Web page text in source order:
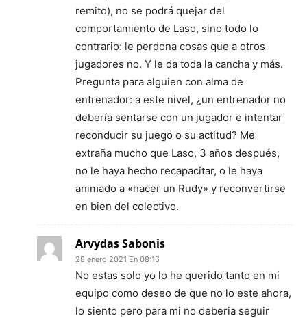
remito), no se podrá quejar del
comportamiento de Laso, sino todo lo
contrario: le perdona cosas que a otros
jugadores no. Y le da toda la cancha y más.
Pregunta para alguien con alma de
entrenador: a este nivel, ¿un entrenador no
debería sentarse con un jugador e intentar
reconducir su juego o su actitud? Me
extraña mucho que Laso, 3 años después,
no le haya hecho recapacitar, o le haya
animado a «hacer un Rudy» y reconvertirse
en bien del colectivo.
Arvydas Sabonis
28 enero 2021 En 08:16
No estas solo yo lo he querido tanto en mi
equipo como deseo de que no lo este ahora,
lo siento pero para mi no deberia seguir